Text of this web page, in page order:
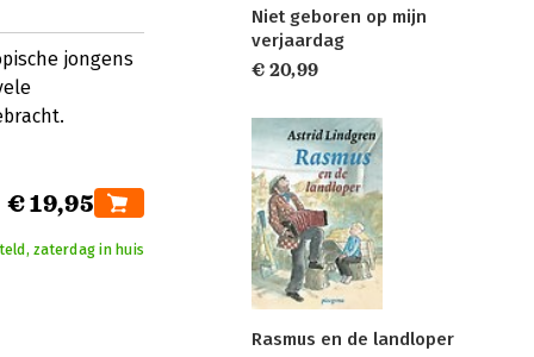
jongens
€ 19,95
zaterdag in huis
Niet geboren op mijn
verjaardag
€ 20,99
Rasmus en de landloper